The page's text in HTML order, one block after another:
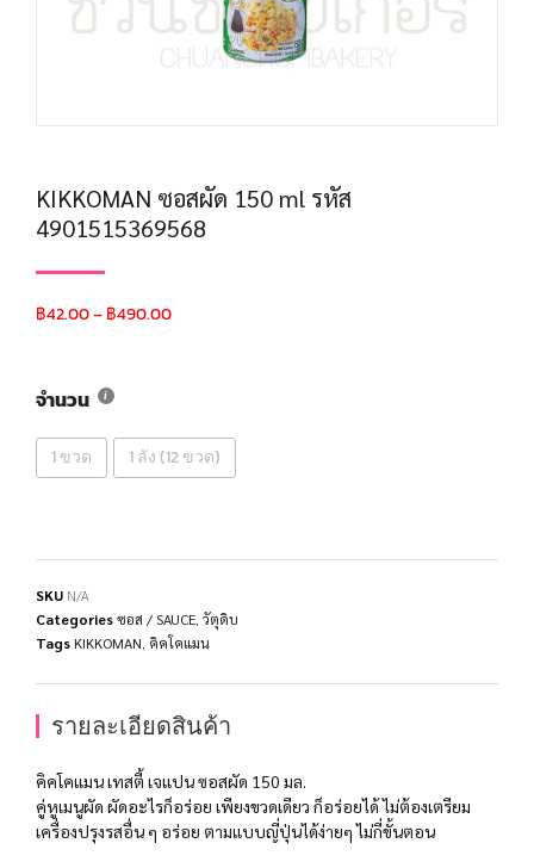
KIKKOMAN ซอสผัด 150 ml รหัส
4901515369568
฿42.00–฿490.00
จำนวน
1 ขวด 1 ลัง (12 ขวด)
SKU N/A
Categoriesซอส / SAUCE วัตุดิบ
Tags KIKKOMAN คิคโคแมน
รายละเอียดสินค้า
คิคโคแมน เทสตี้ เจแปน ซอสผัด 150 มล.
คู่หูเมนูผัด ผัดอะไรก็อร่อย เพียงขวดเดียว ก็อร่อยได้ ไม่ต้องเตรียม
เครื่องปรุงรสอื่น ๆ อร่อย ตามแบบญี่ปุ่นได้ง่ายๆ ไม่กี่ขั้นตอน